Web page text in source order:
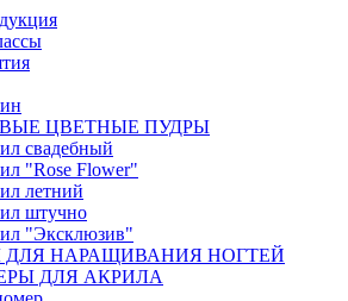
ЦВЕТНЫЕ ПУДРЫ
свадебный
"Rose Flower"
летний
штучно
"Эксклюзив"
ДЛЯ НАРАЩИВАНИЯ НОГТЕЙ
ДЛЯ АКРИЛА